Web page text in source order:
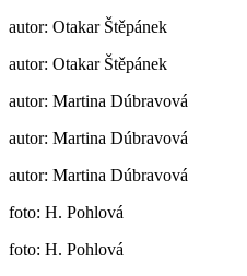
autor: Otakar Štěpánek
autor: Otakar Štěpánek
autor: Martina Dúbravová
autor: Martina Dúbravová
autor: Martina Dúbravová
foto: H. Pohlová
foto: H. Pohlová